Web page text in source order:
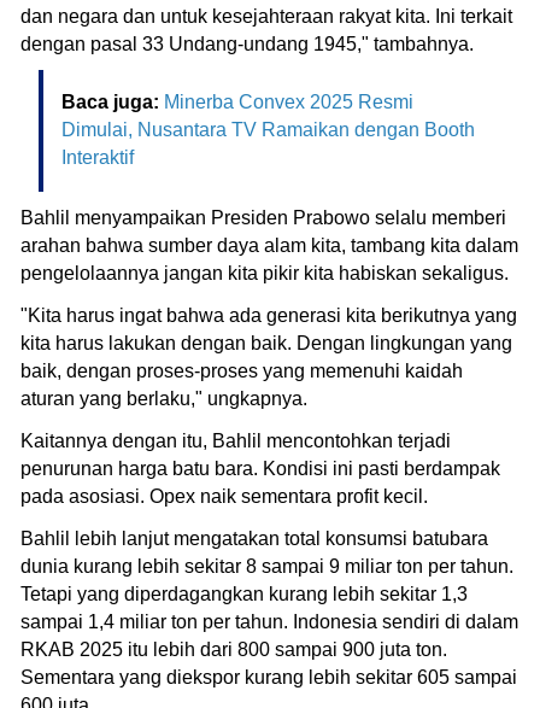
dan negara dan untuk kesejahteraan rakyat kita. Ini terkait
dengan pasal 33 Undang-undang 1945," tambahnya.
Baca juga: Minerba Convex 2025 Resmi
Dimulai, Nusantara TV Ramaikan dengan Booth
Interaktif
Bahlil menyampaikan Presiden Prabowo selalu memberi
arahan bahwa sumber daya alam kita, tambang kita dalam
pengelolaannya jangan kita pikir kita habiskan sekaligus.
"Kita harus ingat bahwa ada generasi kita berikutnya yang
kita harus lakukan dengan baik. Dengan lingkungan yang
baik, dengan proses-proses yang memenuhi kaidah
aturan yang berlaku," ungkapnya.
Kaitannya dengan itu, Bahlil mencontohkan terjadi
penurunan harga batu bara. Kondisi ini pasti berdampak
pada asosiasi. Opex naik sementara profit kecil.
Bahlil lebih lanjut mengatakan total konsumsi batubara
dunia kurang lebih sekitar 8 sampai 9 miliar ton per tahun.
Tetapi yang diperdagangkan kurang lebih sekitar 1,3
sampai 1,4 miliar ton per tahun. Indonesia sendiri di dalam
RKAB 2025 itu lebih dari 800 sampai 900 juta ton.
Sementara yang diekspor kurang lebih sekitar 605 sampai